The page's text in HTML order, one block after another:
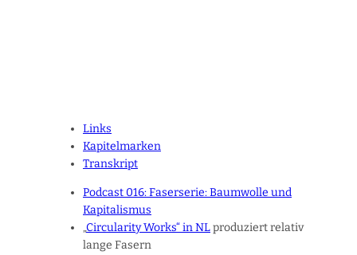
Links
Kapitelmarken
Transkript
Podcast 016: Faserserie: Baumwolle und
Kapitalismus
„Circularity Works“ in NLproduziert relativ
lange Fasern